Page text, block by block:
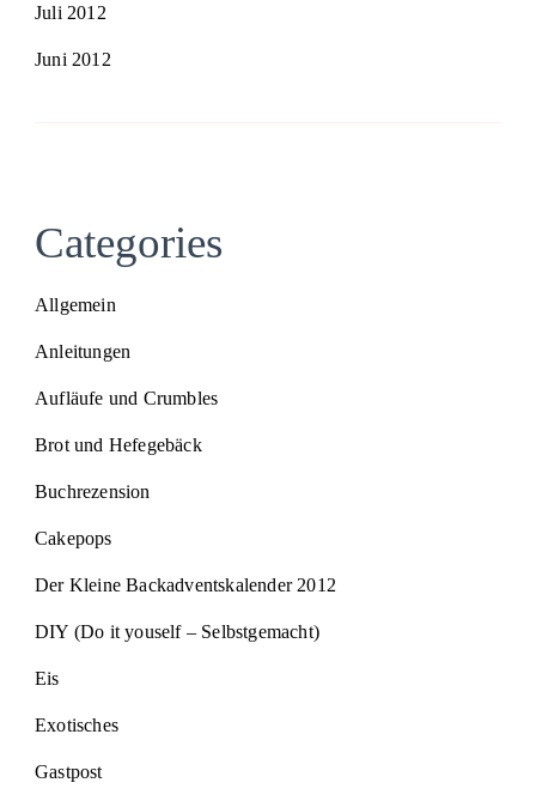
Juli 2012
Juni 2012
Categories
Allgemein
Anleitungen
Aufläufe und Crumbles
Brot und Hefegebäck
Buchrezension
Cakepops
Der Kleine Backadventskalender 2012
DIY (Do it youself – Selbstgemacht)
Eis
Exotisches
Gastpost